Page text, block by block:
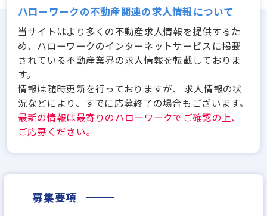
ハローワークの不動産関連の求人情報について
当サイトはより多くの不動産求人情報を提供するた
め、ハローワークのインターネットサービスに掲載
されている不動産業界の求人情報を転載しておりま
す。
情報は随時更新を行っておりますが、 求人情報の状
況などにより、すでに応募終了の場合もございます。
最新の情報は最寄りのハローワークでご確認の上、
ご応募ください。
募集要項